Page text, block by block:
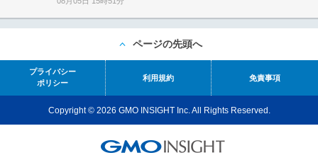
ページの先頭へ
プライバシー
ポリシー
利用規約 免責事項
Copyright © 2026 GMO INSIGHT Inc. All Rights Reserved.